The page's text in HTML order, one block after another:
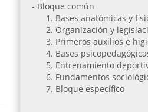
- Bloque común
Bases anatómicas y
Organización y
Primeros auxilios e
Bases
Entrenamiento
Fundamentos
Bloque específico